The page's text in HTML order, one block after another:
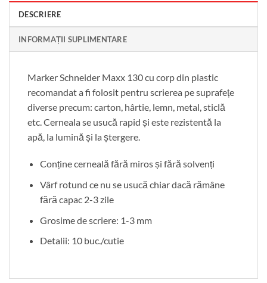
DESCRIERE
INFORMAȚII SUPLIMENTARE
Marker Schneider Maxx 130 cu corp din plastic
recomandat a fi folosit pentru scrierea pe suprafețe
diverse precum: carton, hârtie, lemn, metal, sticlă
etc. Cerneala se usucă rapid și este rezistentă la
apă, la lumină și la ștergere.
Conține cerneală fără miros și fără solvenți
Vârf rotund ce nu se usucă chiar dacă rămâne
fără capac 2-3 zile
Grosime de scriere: 1-3 mm
Detalii: 10 buc./cutie